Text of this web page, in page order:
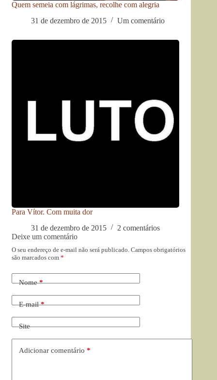
Quem semeia com lágrimas, recolhe com alegria
31 de dezembro de 2015
Um comentário
Para Vítor. Com muita dor
31 de dezembro de 2015
2 comentários
Deixe um comentário
O seu endereço de e-mail não será publicado. Campos obrigatórios
são marcados com *
Nome*
E-mail*
Site
Adicionar comentário *